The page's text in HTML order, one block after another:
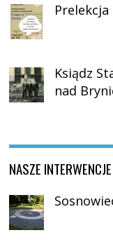
Ksiądz
nad
NASZE INTERWENCJE